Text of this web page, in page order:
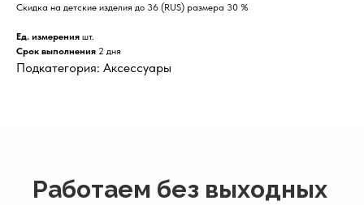
Скидка на детские изделия до 36 (RUS) размера 30 %
Ед. измерения шт.
Срок выполнения 2 дня
Подкатегория: Аксессуары
Работаем без выходных